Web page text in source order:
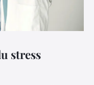
stress